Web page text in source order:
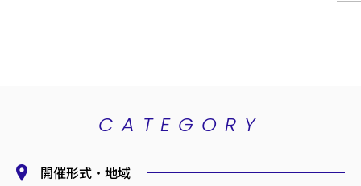
CATEGORY
開催形式・地域